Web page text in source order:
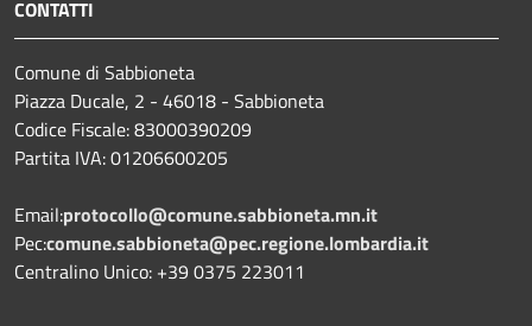
CONTATTI
Comune di Sabbioneta
Piazza Ducale, 2 - 46018 - Sabbioneta
Codice Fiscale: 83000390209
Partita IVA: 01206600205
Email:protocollo@comune.sabbioneta.mn.it
Pec:comune.sabbioneta@pec.regione.lombardia.it
Centralino Unico: +39 0375 223011